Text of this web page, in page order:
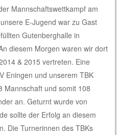
Mannschaftswettkampf am
E-Jugend war zu Gast
Gutenberghalle in
diesem Morgen waren wir dort
& 2015 vertreten. Eine
Eningen und unserem TBK
Mannschaft und somit 108
an. Geturnt wurde von
sollte der Erfolg an diesem
Die Turnerinnen des TBKs